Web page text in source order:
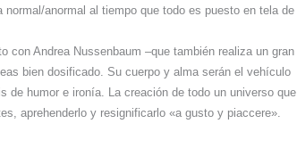
anormal al tiempo que todo es puesto en tela de
con Andrea Nussenbaum –que también realiza un gran
bien dosificado. Su cuerpo y alma serán el vehículo
humor e ironía. La creación de todo un universo que
aprehenderlo y resignificarlo «a gusto y piaccere».